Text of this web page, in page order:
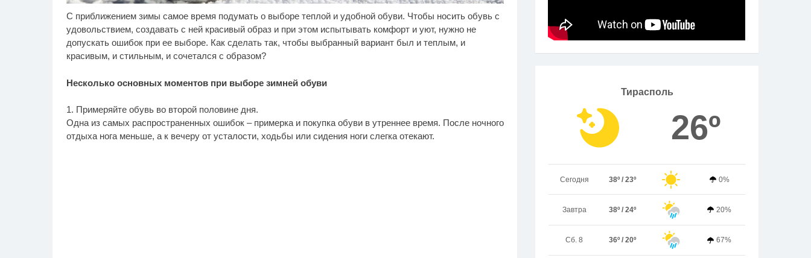
С приближением зимы самое время подумать о выборе теплой и удобной обуви. Чтобы носить обувь с
удовольствием, создавать с ней красивый образ и при этом испытывать комфорт и уют, нужно не
допускать ошибок при ее выборе. Как сделать так, чтобы выбранный вариант был и теплым, и
красивым, и стильным, и сочетался с образом?
Несколько основных моментов при выборе зимней обуви
1. Примеряйте обувь во второй половине дня.
Одна из самых распространенных ошибок – примерка и покупка обуви в утреннее время. После ночного
отдыха нога меньше, а к вечеру от усталости, ходьбы или сидения ноги слегка отекают.
Тирасполь
26º
Сегодня 38º / 23º 0%
Завтра 38º / 24º 20%
Сб. 8 36º / 20º 67%
i
Ролик длится пару
секунд, но вы будете в
шоке от увиденного
i
Ролик из Омска: вы
будете смеяться долго
i
Взломали Telegram
Собчак - вот что
нашлось в переписках